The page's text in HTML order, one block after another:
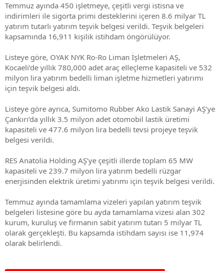
Temmuz ayında 450 işletmeye, çeşitli vergi istisna ve
indirimleri ile sigorta primi desteklerini içeren 8.6 milyar TL
yatırım tutarlı yatırım teşvik belgesi verildi. Teşvik belgeleri
kapsamında 16,911 kişilik istihdam öngörülüyor.
Listeye göre, OYAK NYK Ro-Ro Liman İşletmeleri AŞ,
Kocaeli’de yıllık 780,000 adet araç elleçleme kapasiteli ve 532
milyon lira yatırım bedelli liman işletme hizmetleri yatırımı
için teşvik belgesi aldı.
Listeye göre ayrıca, Sumitomo Rubber Ako Lastik Sanayi AŞ’ye
Çankırı’da yıllık 3.5 milyon adet otomobil lastik üretimi
kapasiteli ve 477.6 milyon lira bedelli tevsi projeye teşvik
belgesi verildi.
RES Anatolia Holding AŞ’ye çeşitli illerde toplam 65 MW
kapasiteli ve 239.7 milyon lira yatırım bedelli rüzgar
enerjisinden elektrik üretimi yatırımı için teşvik belgesi verildi.
Temmuz ayında tamamlama vizeleri yapılan yatırım teşvik
belgeleri listesine göre bu ayda tamamlama vizesi alan 302
kurum, kuruluş ve firmanın sabit yatırım tutarı 5 milyar TL
olarak gerçekleşti. Bu kapsamda istihdam sayısı ise 11,974
olarak belirlendi.